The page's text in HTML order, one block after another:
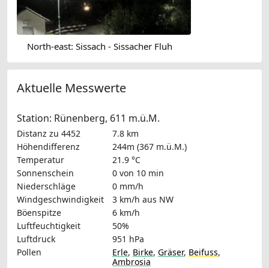
North-east: Sissach - Sissacher Fluh
Aktuelle Messwerte
Station: Rünenberg, 611 m.ü.M.
Distanz zu 4452
7.8 km
Höhendifferenz
244m (367 m.ü.M.)
Temperatur
21.9 °C
Sonnenschein
0 von 10 min
Niederschläge
0 mm/h
Windgeschwindigkeit
3 km/h aus NW
Böenspitze
6 km/h
Luftfeuchtigkeit
50%
Luftdruck
951 hPa
Pollen
Erle, Birke, Gräser, Beifuss,
Ambrosia